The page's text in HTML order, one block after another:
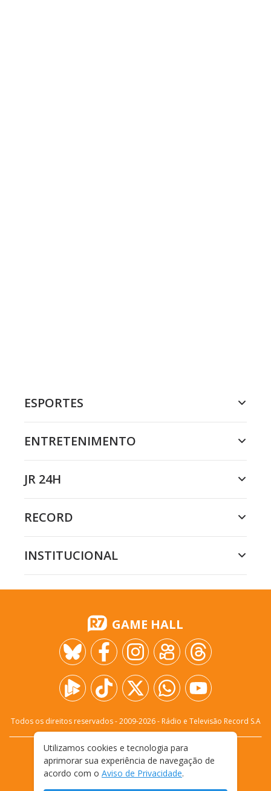
ESPORTES
ENTRETENIMENTO
JR 24H
RECORD
INSTITUCIONAL
GAME HALL
Todos os direitos reservados - 2009-2026- Rádio e Televisão Record S.A
FALE CONOSCO
PRIVACIDADE
TERMOS E CONDIÇÕES DE USO
Utilizamos cookies e tecnologia para
aprimorar sua experiência de navegação de
acordo com o Aviso de Privacidade.